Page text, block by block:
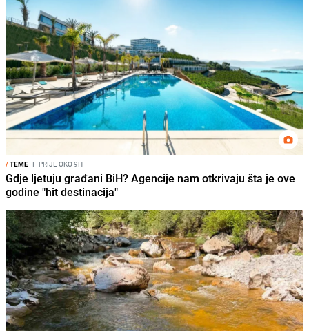
/TEME I PRIJE OKO 9H
Gdje ljetuju građani BiH? Agencije nam otkrivaju šta je ove
godine "hit destinacija"